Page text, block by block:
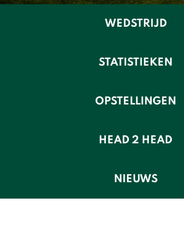
WEDSTRIJD
STATISTIEKEN
OPSTELLINGEN
HEAD 2 HEAD
NIEUWS